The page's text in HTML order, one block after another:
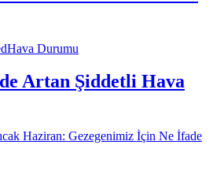
Hava Durumu
Artan Şiddetli Hava